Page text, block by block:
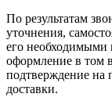
По результатам
уточнения,
его необходимыми
оформление в том
подтверждение на
доставки.